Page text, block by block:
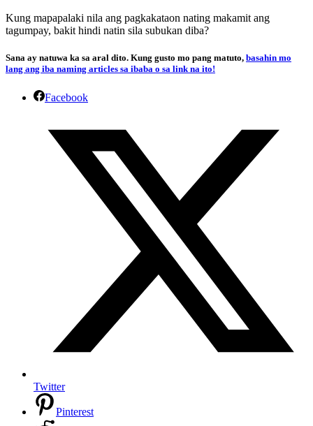
Kung mapapalaki nila ang pagkakataon nating makamit ang
tagumpay, bakit hindi natin sila subukan diba?
Sana ay natuwa ka sa aral dito. Kung gusto mo pang matuto, basahin mo
lang ang iba naming articles sa ibaba o sa link na ito!
Facebook
Twitter
Pinterest